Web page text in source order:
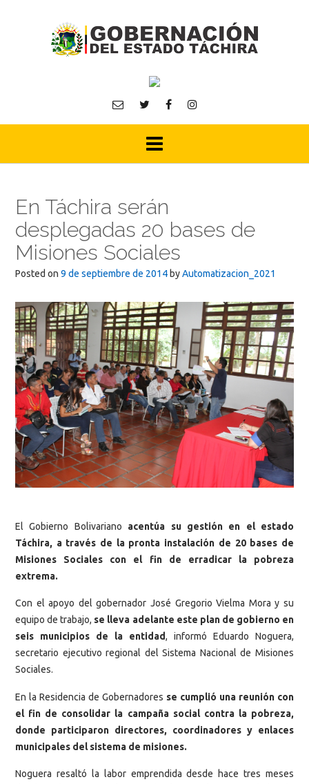
En Táchira serán
desplegadas 20 bases de
Misiones Sociales
Posted on 9 de septiembre de 2014 byAutomatizacion_2021
El Gobierno Bolivariano acentúa su gestión en el estado
Táchira, a través de la pronta instalación de 20 bases de
Misiones Sociales con el fin de erradicar la pobreza
extrema.
Con el apoyo del gobernador José Gregorio Vielma Mora y su
equipo de trabajo, se lleva adelante este plan de gobierno en
seis municipios de la entidad, informó Eduardo Noguera,
secretario ejecutivo regional del Sistema Nacional de Misiones
Sociales.
En la Residencia de Gobernadores se cumplió una reunión con
el fin de consolidar la campaña social contra la pobreza,
donde participaron directores, coordinadores y enlaces
municipales del sistema de misiones.
Noguera resaltó la labor emprendida desde hace tres meses